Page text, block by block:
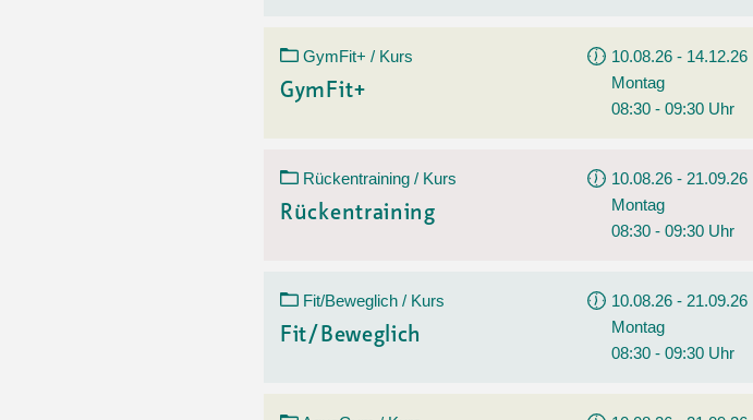
GymFit+ / Kurs
GymFit+
10.08.26 - 14.12.26
Montag
08:30 - 09:30 Uhr
Rückentraining / Kurs
Rückentraining
10.08.26 - 21.09.26
Montag
08:30 - 09:30 Uhr
Fit/Beweglich / Kurs
Fit/Beweglich
10.08.26 - 21.09.26
Montag
08:30 - 09:30 Uhr